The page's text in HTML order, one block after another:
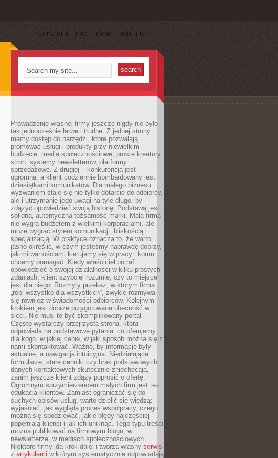
SUBSCRIBE FACEBOOK TWITTER
Prowadzenie własnej firmy jeszcze nigdy nie było
tak jednocześnie łatwe i trudne. Z jednej strony
mamy dostęp do narzędzi, które pozwalają
promować usługi i produkty przy niewielkim
budżecie: media społecznościowe, proste kreatory
stron, systemy newsletterów, platformy
sprzedażowe. Z drugiej – konkurencja jest
ogromna, a klient codziennie bombardowany jest
dziesiątkami komunikatów. Dla małego biznesu
wyzwaniem staje się nie tylko dotarcie do odbiorcy,
ale i utrzymanie jego uwagi na tyle długo, by
zdążyć opowiedzieć swoją historię. Podstawą jest
solidna, autentyczna tożsamość marki. Mała firma
nie wygra budżetem z wielkimi korporacjami, ale
może wygrać stylem komunikacji, bliskością i
specjalizacją. W praktyce oznacza to, że warto
jasno określić, w czym jesteśmy naprawdę dobrzy,
jakimi wartościami kierujemy się w pracy i komu
chcemy pomagać. Kiedy właściciel potrafi
opowiedzieć o swojej działalności w kilku prostych
zdaniach, klient szybciej rozumie, czy to miejsce
jest dla niego. Rozmyty przekaz, w którym firma
„robi wszystko dla wszystkich”, zwykle rozmywa
się również w świadomości odbiorców. Kolejnym
krokiem jest dobrze przygotowana obecność w
sieci. Nie musi to być skomplikowany portal.
Często wystarczy przejrzysta strona, która
odpowiada na podstawowe pytania: co oferujemy,
dla kogo, w jakiej cenie, w jaki sposób można się z
nami skontaktować. Ważne, by informacje były
aktualne, a nawigacja intuicyjna. Niedziałające
formularze, stare cenniki czy brak podstawowych
danych kontaktowych skutecznie zniechęcają,
zanim jeszcze klient zdąży poprosić o ofertę.
Ogromnym sprzymierzeńcem małych firm jest też
edukacja klientów. Zamiast ograniczać się do
suchych opisów usług, warto dzielić się wiedzą:
wyjaśniać, jak wygląda proces współpracy, czego
można się spodziewać, jakie błędy najczęściej
popełniają klienci i jak ich uniknąć. Tego typu treści
można publikować na firmowym blogu, w
newsletterze, w mediach społecznościowych.
Niektóre firmy idą krok dalej i tworzą własny serwis
z artykułami w którym systematycznie odpowiadają